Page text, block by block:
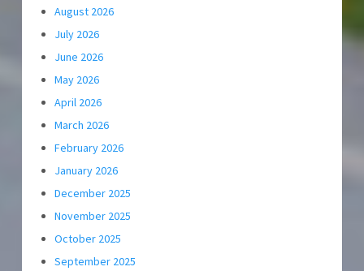
August 2026
July 2026
June 2026
May 2026
April 2026
March 2026
February 2026
January 2026
December 2025
November 2025
October 2025
September 2025